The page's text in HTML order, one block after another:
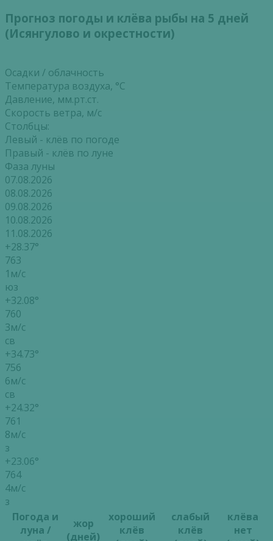
Прогноз погоды и клёва рыбы на 5 дней
(Исянгулово и окрестности)
Осадки / облачность
Температура воздуха, °С
Давление, мм.рт.ст.
Скорость ветра, м/с
Столбцы:
Левый - клёв по погоде
Правый - клёв по луне
Фаза луны
07.08.2026
08.08.2026
09.08.2026
10.08.2026
11.08.2026
+28.37°
763
1м/с
юз
+32.08°
760
3м/с
св
+34.73°
756
6м/с
св
+24.32°
761
8м/с
з
+23.06°
764
4м/с
з
Погода и
луна /
жор
(дней)
хороший
клёв
слабый
клёв
клёва
нет